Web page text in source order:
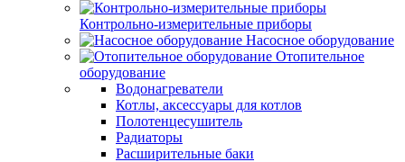
Контрольно-измерительные приборы
Насосное оборудование
Отопительное
оборудование
Водонагреватели
Котлы, аксессуары для котлов
Полотенцесушитель
Радиаторы
Расширительные баки